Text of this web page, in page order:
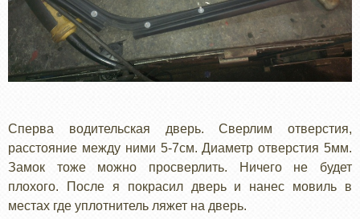
Сперва водительская дверь. Сверлим отверстия,
расстояние между ними 5-7см. Диаметр отверстия 5мм.
Замок тоже можно просверлить. Ничего не будет
плохого. После я покрасил дверь и нанес мовиль в
местах где уплотнитель ляжет на дверь.